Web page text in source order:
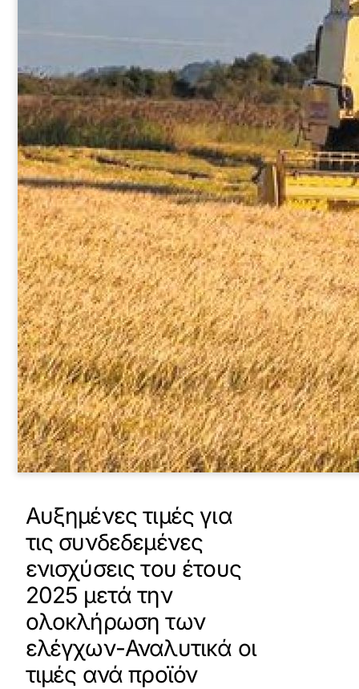
Αυξημένες τιμές για
τις συνδεδεμένες
ενισχύσεις του έτους
2025 μετά την
ολοκλήρωση των
ελέγχων-Αναλυτικά οι
τιμές ανά προϊόν